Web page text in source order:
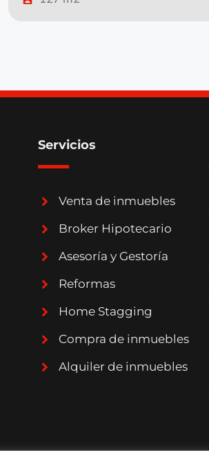
Servicios
Venta de inmuebles
Broker Hipotecario
Asesoría y Gestoría
Reformas
Home Stagging
Compra de inmuebles
Alquiler de inmuebles